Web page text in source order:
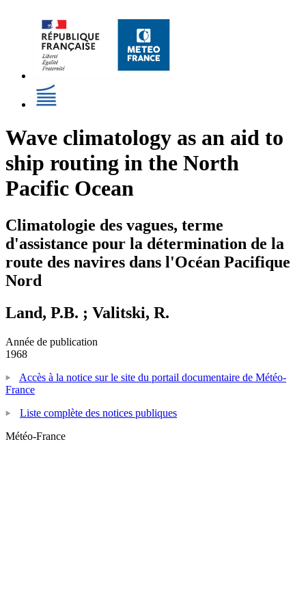
Wave climatology as an aid to
ship routing in the North
Pacific Ocean
Climatologie des vagues, terme
d'assistance pour la détermination de la
route des navires dans l'Océan Pacifique
Nord
Land, P.B. ; Valitski, R.
Année de publication
1968
Accès à la notice sur le site du portail documentaire de Météo-
France
Liste complète des notices publiques
Météo-France